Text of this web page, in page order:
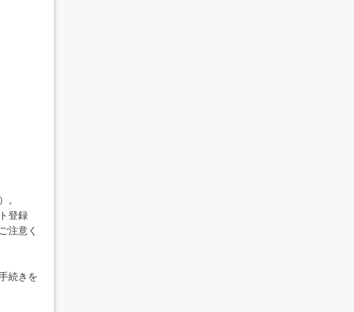
。
登録
注意く
続きを